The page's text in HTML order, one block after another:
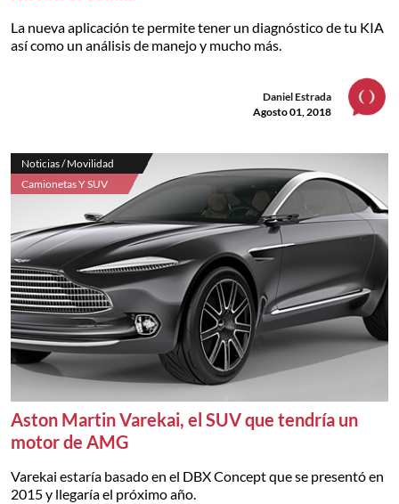
La nueva aplicación te permite tener un diagnóstico de tu KIA
así como un análisis de manejo y mucho más.
Daniel Estrada
Agosto 01, 2018
Noticias / Movilidad
Camionetas Y SUV
Aston Martin Varekai, el SUV que tendría un
motor de AMG
Varekai estaría basado en el DBX Concept que se presentó en
2015 y llegaría el próximo año.